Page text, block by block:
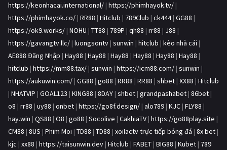
https://keonhacai.international/ | https://phimhayok.tv/ |
https://phimhayok.co/ | RR88 | Hitclub | 789Club | ck444| GG88 |
https://ok9.works/ | NOHU | TT88 | 789P | qh88 | rr88 | J88 |
https://gavangtv.llc/ | luongsontv | sunwin | hitclub | kèo nhà cái |
AE888 Đăng Nhập | Hay88 | Hay88 | Hay88 | Hay88 | Hay88 | Hay88 |
hitclub | https://mm88.tax/ | sunwin | https://icm88.com/ | sunwin |
https://aukuwin.com/ | GG88 | go88 | RR88 | RR88 | shbet | XX88 | Hitclub
| NHATVIP | GOAL123 | KING88 | 8DAY | shbet | grandpashabet | 86bet |
o8 | rr88 | uy88 | onbet | https://go8f.design/ | alo789 | KJC | FLY88 |
hay.win | QS88 | O8 | go88 | Socolive | CakhiaTV | https://go88play.site |
CM88 | 8US | Phim Moi | TD88 | TD88 | xoilactv trực tiếp bóng đá | 8x bet |
kjc | xx88 | https://taisunwin.dev | Hitclub | FABET | BIG88 | Kubet | 789